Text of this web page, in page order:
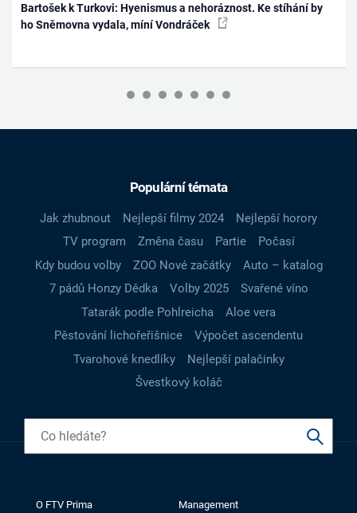
Bartošek k Turkovi: Hyenismus a nehoráznost. Ke stíhání by
ho Sněmovna vydala, míní Vondráček
Populární témata
Jak zhubnout Nejlepší filmy 2024
Nejlepší horory
TV program
Změna času Partie
Počasí
Kdy budou volby
ZOO Nové začátky
Auto – katalog
7 pádů Honzy Dědka
Volby 2025
Svařené víno
Tatarák podle Pohlreicha
Aloe vera
Pěstování lichořeřišnice
Výpočet ascendentu
Tvarohové knedlíky
Nejlepší palačinky
Švestkový koláč
O FTV Prima Management